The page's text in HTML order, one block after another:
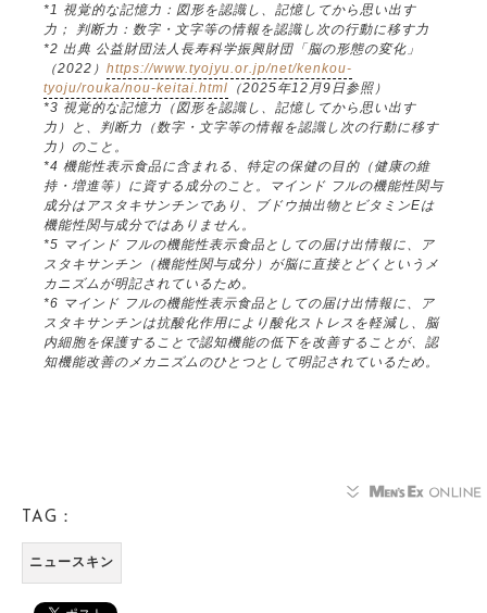
*1 視覚的な記憶力：図形を認識し、記憶してから思い出す
力； 判断力：数字・文字等の情報を認識し次の行動に移す力
*2 出典 公益財団法人長寿科学振興財団「脳の形態の変化」
（2022） https://www.tyojyu.or.jp/net/kenkou-
tyoju/rouka/nou-keitai.html （2025年12月9日参照）
*3 視覚的な記憶力（図形を認識し、記憶してから思い出す
力）と、判断力（数字・文字等の情報を認識し次の行動に移す
力）のこと。
*4 機能性表示食品に含まれる、特定の保健の目的（健康の維
持・増進等）に資する成分のこと。マインド フルの機能性関与
成分はアスタキサンチンであり、ブドウ抽出物とビタミンEは
機能性関与成分ではありません。
*5 マインド フルの機能性表示食品としての届け出情報に、ア
スタキサンチン（機能性関与成分）が脳に直接とどくというメ
カニズムが明記されているため。
*6 マインド フルの機能性表示食品としての届け出情報に、ア
スタキサンチンは抗酸化作用により酸化ストレスを軽減し、脳
内細胞を保護することで認知機能の低下を改善することが、認
知機能改善のメカニズムのひとつとして明記されているため。
TAG：
ニュースキン